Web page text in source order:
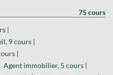
75 cours
|
9 cours |
|
Agent immobilier, 5 cours |